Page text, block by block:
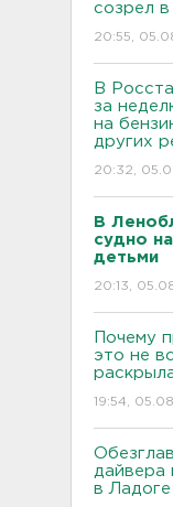
созрел
20:55,
В
за
на
других
20:32,
В
судно
детьми
20:13,
Почему
это не
19:54,
дайвера
в Ладоге